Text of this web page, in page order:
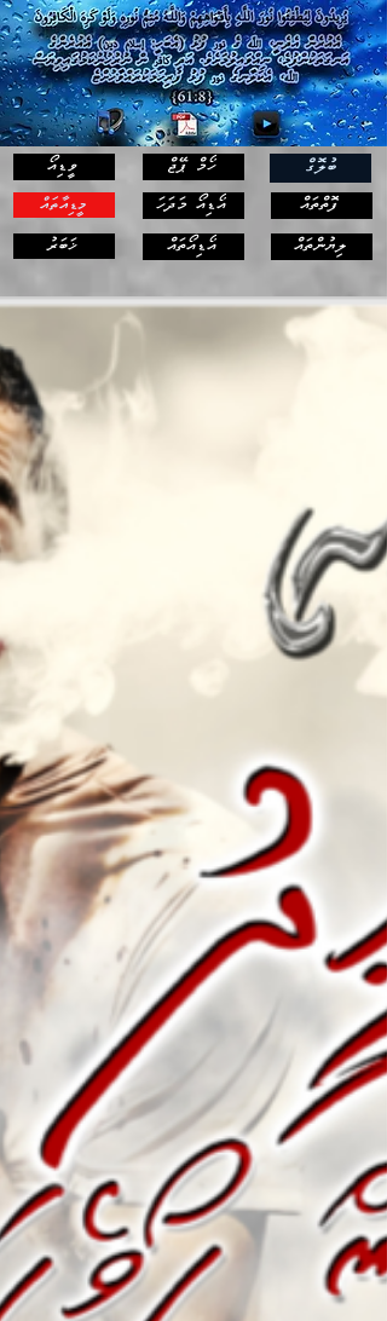
ވީޑިއޯ
މީޑިއާތައް
ޚަބަރު
ހޯމް ޕޭޖް
އޯޑިއޯ މަދަހަ
އޯޑިއޯތައް
ބުލޮގް
ފޮތްތައް
ލިޔުންތައް